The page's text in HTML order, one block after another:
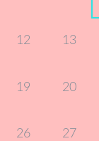
12 13
19 20
26 27